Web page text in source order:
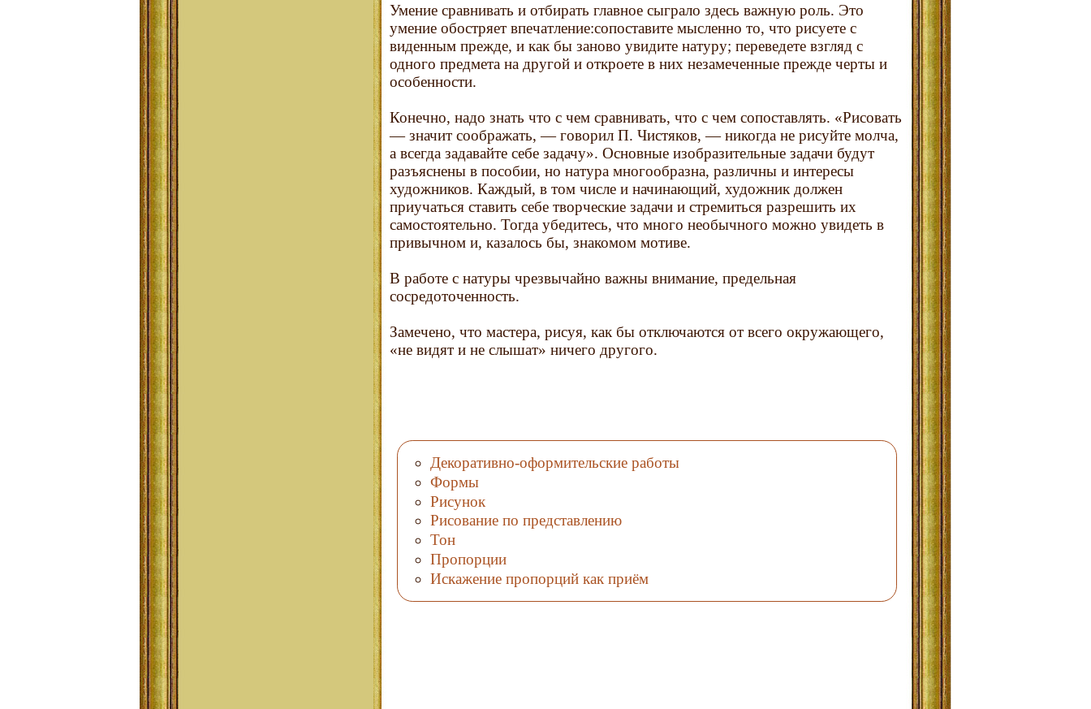
Умение сравнивать и отбирать главное сыграло здесь важную роль. Это
умение обостряет впечатление:сопоставите мысленно то, что рисуете с
виденным прежде, и как бы заново увидите натуру; переведете взгляд с
одного предмета на другой и откроете в них незамеченные прежде черты и
особенности.
Конечно, надо знать что с чем сравнивать, что с чем сопоставлять. «Рисовать
— значит соображать, — говорил П. Чистяков, — никогда не рисуйте молча,
а всегда задавайте себе задачу». Основные изобразительные задачи будут
разъяснены в пособии, но натура многообразна, различны и интересы
художников. Каждый, в том числе и начинающий, художник должен
приучаться ставить себе творческие задачи и стремиться разрешить их
самостоятельно. Тогда убедитесь, что много необычного можно увидеть в
привычном и, казалось бы, знакомом мотиве.
В работе с натуры чрезвычайно важны внимание, предельная
сосредоточенность.
Замечено, что мастера, рисуя, как бы отключаются от всего окружающего,
«не видят и не слышат» ничего другого.
Декоративно-оформительские работы
Формы
Рисунок
Рисование по представлению
Тон
Пропорции
Искажение пропорций как приём